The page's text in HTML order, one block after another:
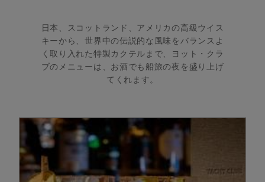
日本、スコットランド、アメリカの高級ウイス
キーから、世界中の伝説的な風味をバランスよ
く取り入れた特製カクテルまで、ヨット・クラ
ブのメニューは、お酒でも船旅の夜を盛り上げ
てくれます。